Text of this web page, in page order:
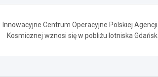
Innowacyjne Centrum Operacyjne Polskiej Agencji
Kosmicznej wznosi się w pobliżu lotniska Gdańsk